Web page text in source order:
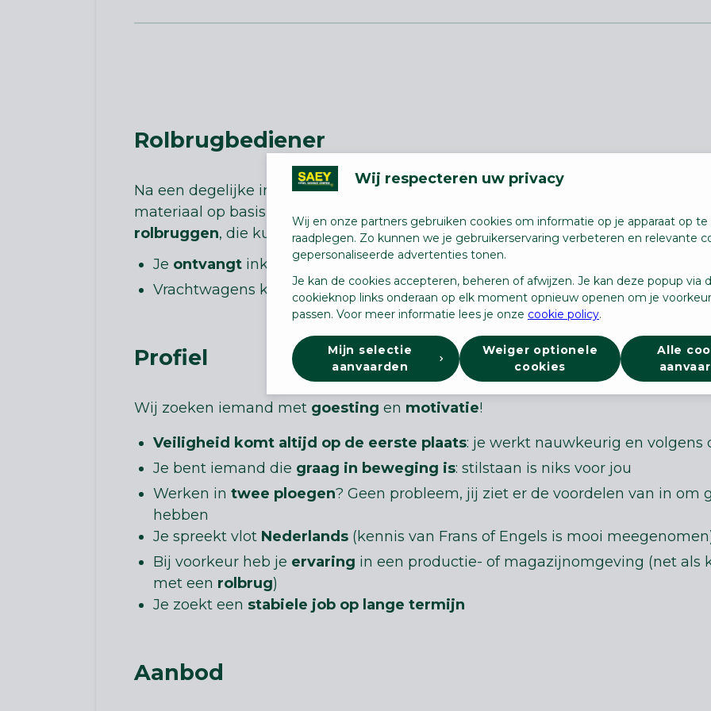
Rolbrugbediener
Na een degelijke interne opleiding ben je als rolbrugbediener verantwoordelijk
materiaal op basis van gegevens die in jouw
rolbruggen, die kunnen uitgerust zijn met kettingen of met magneten.
Je ontvangt inkomende goederen en plaatst die op de correcte
Vrachtwagens kan je op een veilige en efficiënte manierladen.
Profiel
Wij zoeken iemand met goesting en motivatie!
Veiligheid komt altijd op de eerste plaats: je werkt nauwkeurig en volgens
Je bent iemand die graag in beweging is: stilstaan is niks voor jou
Werken in twee ploegen? Geen probleem, jij ziet er de voordelen van in om
hebben
Je spreekt vlot Nederlands (kennis van Frans of Engels is mooi
Bij voorkeur heb je ervaring in een productie- of magazijnomgeving (net als
met een rolbrug)
Je zoekt een stabiele job op lange termijn
Aanbod
Wij respecteren uw privacy
Wij en onze partners gebruiken cookies om informatie op je apparaat op te
raadplegen. Zo kunnen we je gebruikerservaring verbeteren en relevante
gepersonaliseerde advertenties tonen.
Je kan de cookies accepteren, beheren of afwijzen. Je kan deze popup via
cookieknop links onderaan op elk moment opnieuw openen om je
passen. Voor meer informatie lees je onze cookie policy.
Mijn selectie
aanvaarden
Weiger optionele
cookies
Alle